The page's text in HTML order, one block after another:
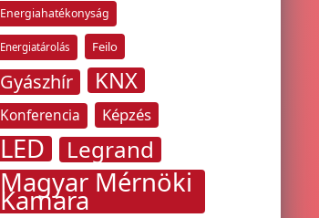
Energiahatékonyság
Energiatárolás Feilo
Gyászhír KNX
Konferencia Képzés
LED Legrand
Magyar Mérnöki
Kamara